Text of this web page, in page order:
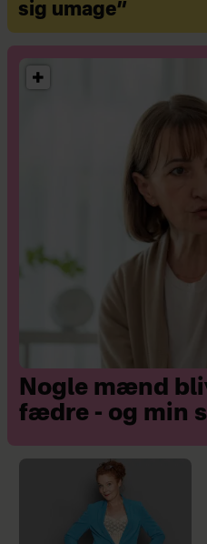
sig umage”
Nogle mænd
fædre - og min